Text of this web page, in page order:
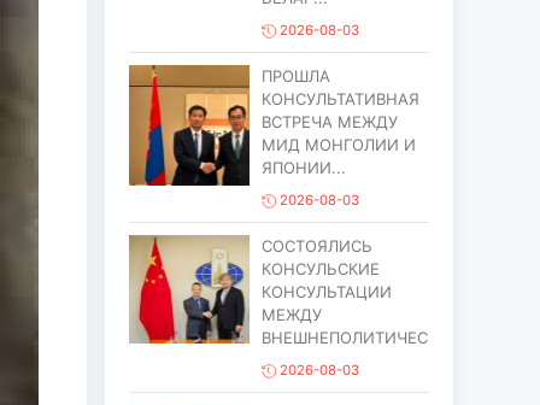
2026-08-03
ПРОШЛА
КОНСУЛЬТАТИВНАЯ
ВСТРЕЧА МЕЖДУ
МИД МОНГОЛИИ И
ЯПОНИИ...
2026-08-03
СОСТОЯЛИСЬ
КОНСУЛЬСКИЕ
КОНСУЛЬТАЦИИ
МЕЖДУ
ВНЕШНЕПОЛИТИЧЕСИМ...
2026-08-03